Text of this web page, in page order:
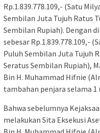
Rp.1.839.778.109,- (Satu
Sembilan Juta Tujuh Ratus
Sembilan Rupiah). Dengan
sebesar Rp.1.839.778.109,-
Puluh Sembilan Juta Tujuh
Seratus Sembilan Rupiah),
Bin H. Muhammad Hifnie
tambahan penjara selama
Bahwa sebelumnya
melakukan Sita Eksekusi